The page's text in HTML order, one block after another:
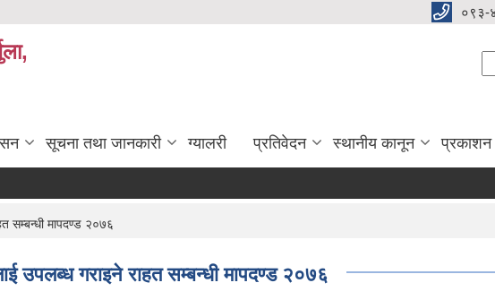
०९३-
सूचना तथा जानकारी ग्यालरी प्रतिवेदन स्थानीय कानून प्रकाशन
सम्बन्धी मापदण्ड २०७६
उपलब्ध गराइने राहत सम्बन्धी मापदण्ड २०७६